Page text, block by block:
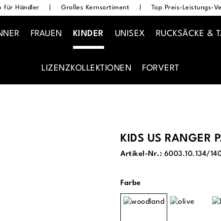
für Händler Großes Kernsortiment Top Preis-Leistungs-
FRAUEN KINDER UNISEX RUCKSÄCKE &
LIZENZKOLLEKTIONEN FORVERT
KIDS US RANGER
Artikel-Nr.: 6003.10.134/
Farbeauswählen